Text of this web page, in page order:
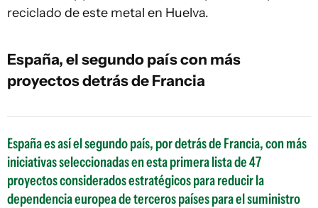
reciclado de este metal en Huelva.
España, el segundo país con más
proyectos detrás de Francia
España es así el segundo país, por detrás de Francia, con más
iniciativas seleccionadas en esta primera lista de 47
proyectos considerados estratégicos para reducir la
dependencia europea de terceros países para el suministro